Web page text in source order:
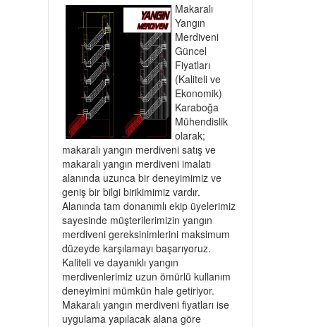
Makaralı
Yangın
Merdiveni
Güncel
Fiyatları
(Kaliteli ve
Ekonomik)
Karaboğa
Mühendislik
olarak;
makaralı yangın merdiveni satış ve
makaralı yangın merdiveni imalatı
alanında uzunca bir deneyimimiz ve
geniş bir bilgi birikimimiz vardır.
Alanında tam donanımlı ekip üyelerimiz
sayesinde müşterilerimizin yangın
merdiveni gereksinimlerini maksimum
düzeyde karşılamayı başarıyoruz.
Kaliteli ve dayanıklı yangın
merdivenlerimiz uzun ömürlü kullanım
deneyimini mümkün hale getiriyor.
Makaralı yangın merdiveni fiyatları ise
uygulama yapılacak alana göre